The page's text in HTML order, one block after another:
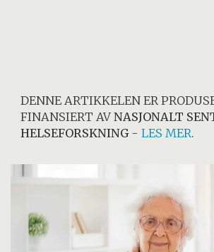
DENNE ARTIKKELEN ER
FINANSIERT AVNASJONALT
HELSEFORSKNING-LES MER.